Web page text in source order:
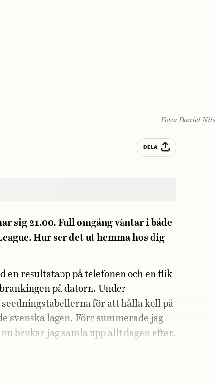
Foto: Daniel
DELA
sig 21.00. Full omgång väntar i både
Hur ser det ut hemma hos dig
en resultatapp på telefonen och en flik
på datorn. Under
för att hålla koll på
svenska lagen. Förr summerade jag
brukar jag samla upp allt dagen efter.